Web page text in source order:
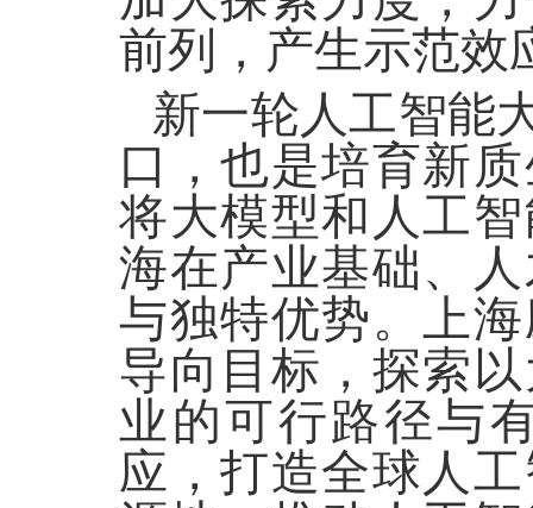
前列，产生示范效
新一轮人工智能
口，也是培育新
将大模型和人工
海在产业基础、
与独特优势。上
导向目标，探索
业的可行路径与
应，打造全球人